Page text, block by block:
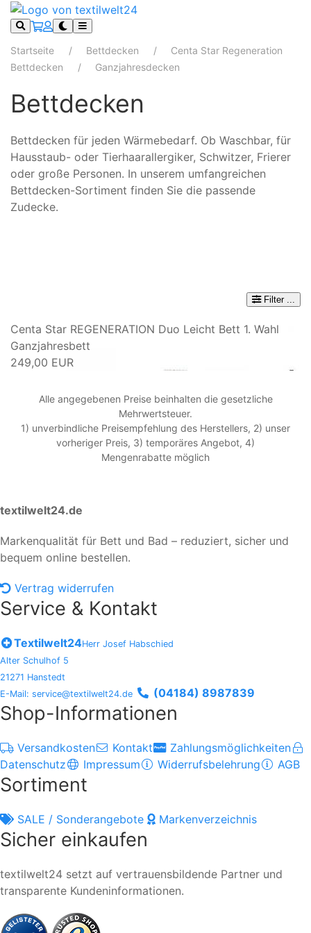
Startseite Bettdecken
Centa Star Regeneration
Bettdecken
Ganzjahresdecken
Bettdecken
Bettdecken für jeden Wärmebedarf. Ob Waschbar, für
Hausstaub- oder Tierhaarallergiker, Schwitzer, Frierer
oder große Personen. In unserem umfangreichen
Bettdecken-Sortiment finden Sie die passende
Zudecke.
Filter
Centa Star REGENERATION Duo Leicht Bett 1. Wahl
Ganzjahresbett
249,00 EUR
Alle angegebenen Preise beinhalten die gesetzliche
Mehrwertsteuer.
1) unverbindliche Preisempfehlung des Herstellers, 2) unser
vorheriger Preis, 3) temporäres Angebot, 4)
Mengenrabatte möglich
textilwelt24.de
Markenqualität für Bett und Bad – reduziert, sicher und
bequem online bestellen.
Vertrag widerrufen
Service & Kontakt
Textilwelt24Herr Josef Habschied
Alter Schulhof 5
21271 Hanstedt
E-Mail: service@textilwelt24.de
(04184) 8987839
Shop-Informationen
Versandkosten Kontakt
Zahlungsmöglichkeiten
Datenschutz
Impressum Widerrufsbelehrung AGB
Sortiment
SALE / Sonderangebote Markenverzeichnis
Sicher einkaufen
textilwelt24 setzt auf vertrauensbildende Partner und
transparente Kundeninformationen.